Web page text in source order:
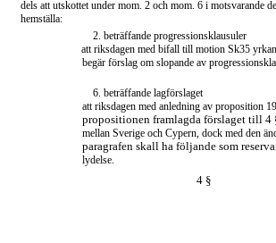
dels att utskottet under mom. 2 och mom. 6 i motsvarande
hemställa:
2. beträffande progressionsklausuler
att riksdagen med bifall till motion Sk35
begär förslag om slopande av
6. beträffande lagförslaget
att riksdagen med anledning av proposition
propositionen framlagda förslaget till
mellan Sverige och Cypern, dock med den
paragrafen skall ha följande som
lydelse.
4 §